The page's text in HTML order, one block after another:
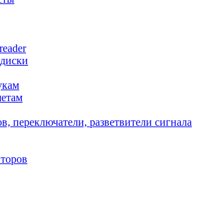
переключатели, разветвители сигнала